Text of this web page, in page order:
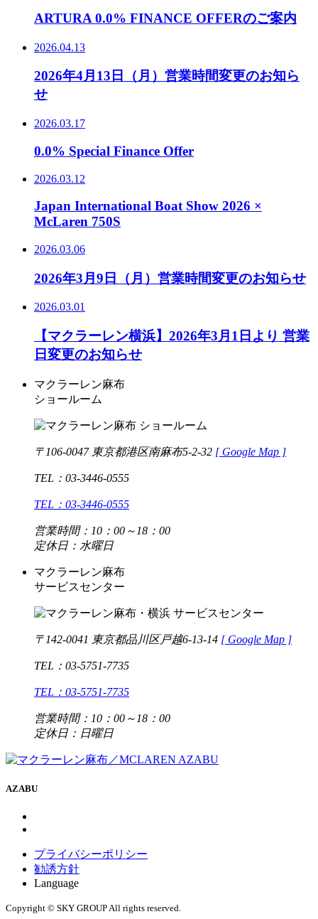
ARTURA 0.0% FINANCE OFFERのご案内
2026.04.13
2026年4月13日（月）営業時間変更のお知ら
せ
2026.03.17
0.0% Special Finance Offer
2026.03.12
Japan International Boat Show 2026 ×
McLaren 750S
2026.03.06
2026年3月9日（月）営業時間変更のお知らせ
2026.03.01
【マクラーレン横浜】2026年3月1日より 営業
日変更のお知らせ
マクラーレン麻布
ショールーム
〒106-0047 東京都港区南麻布5-2-32 [ Google Map ]
TEL：03-3446-0555
TEL：03-3446-0555
営業時間：10：00～18：00
定休日：水曜日
マクラーレン麻布
サービスセンター
〒142-0041 東京都品川区戸越6-13-14 [ Google Map ]
TEL：03-5751-7735
TEL：03-5751-7735
営業時間：10：00～18：00
定休日：日曜日
AZABU
プライバシーポリシー
勧誘方針
Language
Copyright © SKY GROUP All rights reserved.